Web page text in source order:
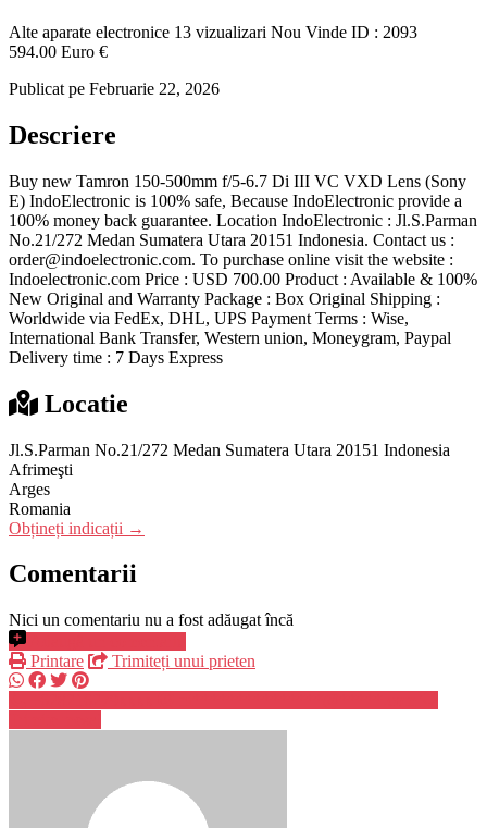
Alte aparate electronice 13 vizualizari Nou Vinde ID : 2093
594.00 Euro €
Publicat pe Februarie 22, 2026
Descriere
Buy new Tamron 150-500mm f/5-6.7 Di III VC VXD Lens (Sony
E) IndoElectronic is 100% safe, Because IndoElectronic provide a
100% money back guarantee. Location IndoElectronic : Jl.S.Parman
No.21/272 Medan Sumatera Utara 20151 Indonesia. Contact us :
order@indoelectronic.com. To purchase online visit the website :
Indoelectronic.com Price : USD 700.00 Product : Available & 100%
New Original and Warranty Package : Box Original Shipping :
Worldwide via FedEx, DHL, UPS Payment Terms : Wise,
International Bank Transfer, Western union, Moneygram, Paypal
Delivery time : 7 Days Express
Locatie
Jl.S.Parman No.21/272 Medan Sumatera Utara 20151 Indonesia
Afrimeşti
Arges
Romania
Obțineți indicații →
Comentarii
Nici un comentariu nu a fost adăugat încă
Printare
Trimiteți unui prieten